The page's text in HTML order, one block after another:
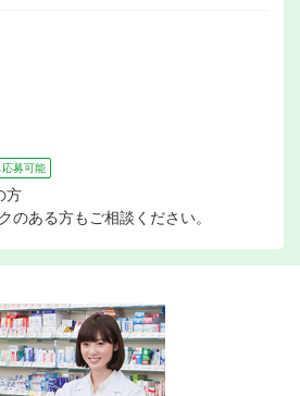
応募可能
方
のある方もご相談ください。